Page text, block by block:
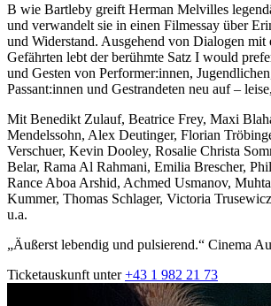
B wie Bartleby greift Herman Melvilles
und verwandelt sie in einen Filmessay über
und Widerstand. Ausgehend von Dialogen mit
Gefährten lebt der berühmte Satz I would
und Gesten von Performer:innen,
Passant:innen und Gestrandeten neu auf –
Mit Benedikt Zulauf, Beatrice Frey, Maxi
Mendelssohn, Alex Deutinger, Florian
Verschuer, Kevin Dooley, Rosalie Christa
Belar, Rama Al Rahmani, Emilia Brescher,
Rance Aboa Arshid, Achmed Usmanov,
Kummer, Thomas Schlager, Victoria
u.a.
„Äußerst lebendig und pulsierend.“ Cinema
Ticketauskunft unter+43 1 982 21 73